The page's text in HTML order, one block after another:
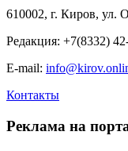
610002, г. Киров, ул.
Редакция: +7(8332)
E-mail:
Контакты
Реклама на